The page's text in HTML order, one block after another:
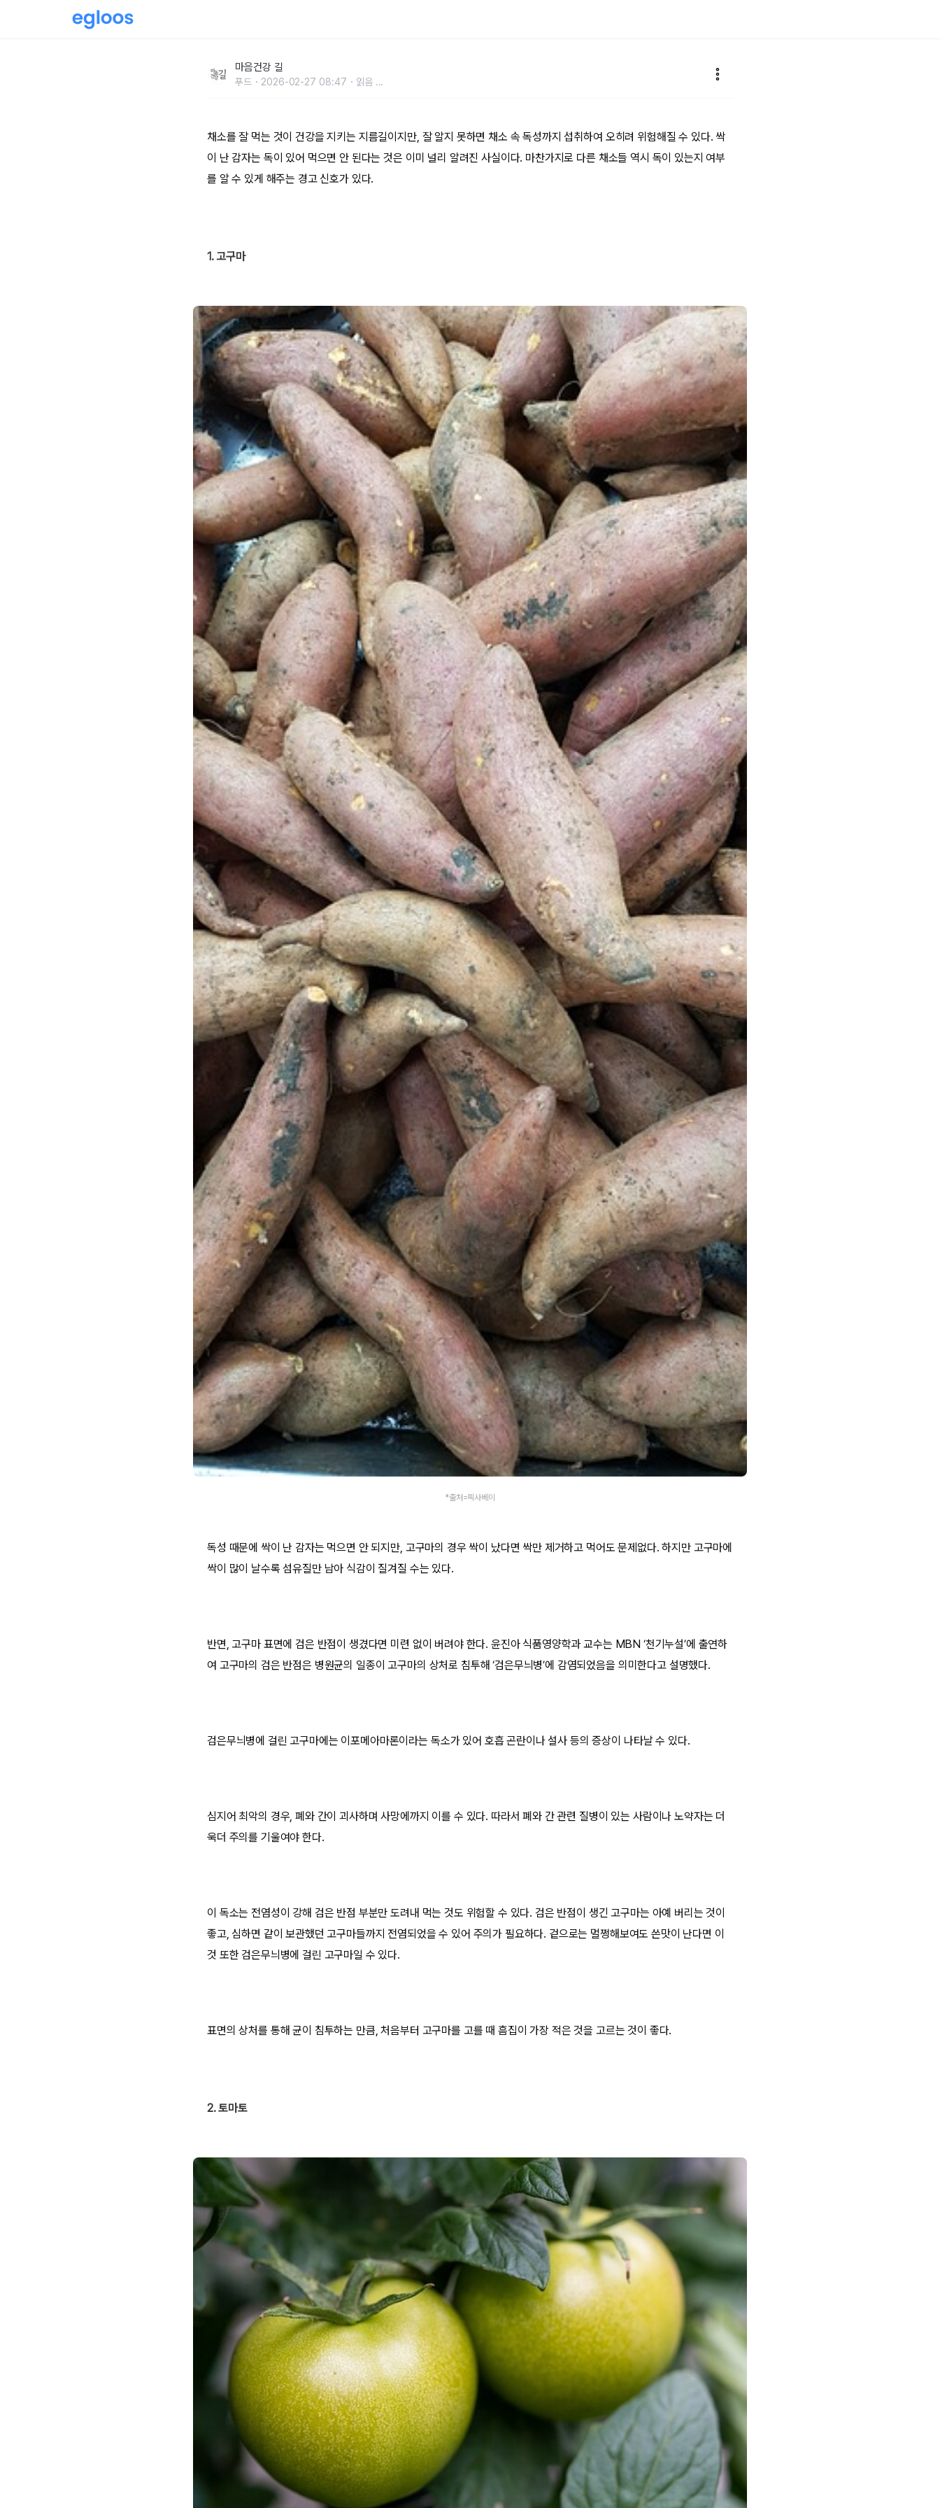
마음건강 길
푸드 2026-02-27 08:47 읽음 ...
채소를 잘 먹는 것이 건강을 지키는 지름길이지만, 잘 알지 못하면 채소 속 독성까지 섭취하여 오히려 위험해질 수 있다. 싹
이 난 감자는 독이 있어 먹으면 안 된다는 것은 이미 널리 알려진 사실이다. 마찬가지로 다른 채소들 역시 독이 있는지 여부
를 알 수 있게 해주는 경고 신호가 있다.
1. 고구마
*출처=픽사베이
독성 때문에 싹이 난 감자는 먹으면 안 되지만, 고구마의 경우 싹이 났다면 싹만 제거하고 먹어도 문제없다. 하지만 고구마에
싹이 많이 날수록 섬유질만 남아 식감이 질겨질 수는 있다.
반면, 고구마 표면에 검은 반점이 생겼다면 미련 없이 버려야 한다. 윤진아 식품영양학과 교수는 MBN ‘천기누설’에 출연하
여 고구마의 검은 반점은 병원균의 일종이 고구마의 상처로 침투해 ‘검은무늬병’에 감염되었음을 의미한다고 설명했다.
검은무늬병에 걸린 고구마에는 이포메아마론이라는 독소가 있어 호흡 곤란이나 설사 등의 증상이 나타날 수 있다.
심지어 최악의 경우, 폐와 간이 괴사하며 사망에까지 이를 수 있다. 따라서 폐와 간 관련 질병이 있는 사람이나 노약자는 더
욱더 주의를 기울여야 한다.
이 독소는 전염성이 강해 검은 반점 부분만 도려내 먹는 것도 위험할 수 있다. 검은 반점이 생긴 고구마는 아예 버리는 것이
좋고, 심하면 같이 보관했던 고구마들까지 전염되었을 수 있어 주의가 필요하다. 겉으로는 멀쩡해보여도 쓴맛이 난다면 이
것 또한 검은무늬병에 걸린 고구마일 수 있다.
표면의 상처를 통해 균이 침투하는 만큼, 처음부터 고구마를 고를 때 흠집이 가장 적은 것을 고르는 것이 좋다.
2. 토마토